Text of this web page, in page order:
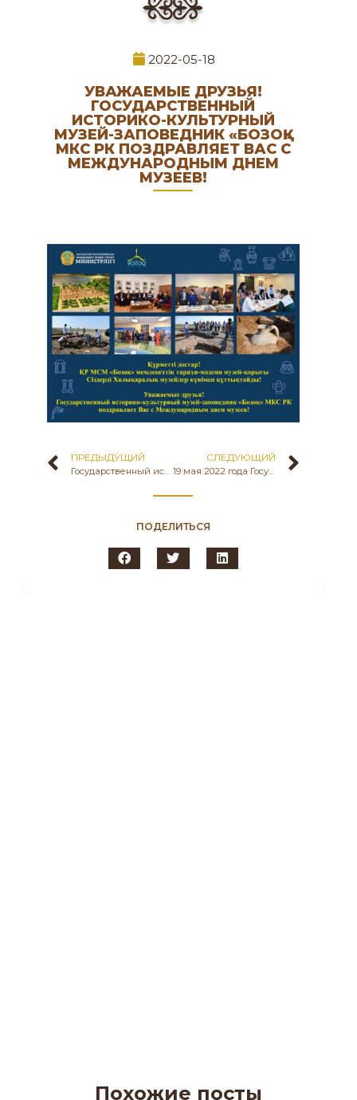
2022-05-18
УВАЖАЕМЫЕ ДРУЗЬЯ!
ГОСУДАРСТВЕННЫЙ
ИСТОРИКО-КУЛЬТУРНЫЙ
МУЗЕЙ-ЗАПОВЕДНИК «БОЗОҚ»
МКС РК ПОЗДРАВЛЯЕТ ВАС С
МЕЖДУНАРОДНЫМ ДНЕМ
МУЗЕЕВ!
ПРЕДЫДУ́ЩИЙ
Государственный историко-культурный музей-заповедник «Бозоқ» МКС РК продолжает акцию «Музейге сый».
СЛЕДУЮЩИЙ
19 мая 2022 года Государственный историко-культурный музей-заповедник «Бозоқ» Комитета культуры МКС РК в рамках культурно-образовательной платформы «Бозоқ-территория знаний» и Международного Дня музеев провел музейный урок по теме: «Проблемы музеефикации стационарных комплексов древности: проблемы и перспективы» для обучающихся 7 класса школы-гимназии имени Мұстафы Шоқая № 51 города Нур-Султан.
ПОДЕЛИТЬСЯ
Похожие посты